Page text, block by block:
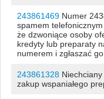
243861469Numer
spamem telefonicznym
że dzwoniące osoby
kredyty lub preparaty
numerem i zgłaszać
243861328Niechciany
zakup wspaniałego